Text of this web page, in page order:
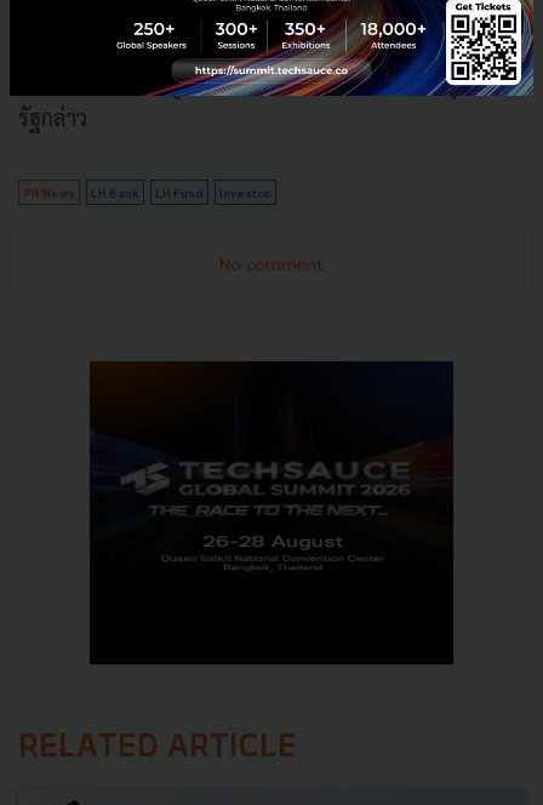
ความเชี่ยวชาญในเรื่อง Multi-asset Management ของ
INVESCO นับเป็น Strategic Partner ที่จะสะท้อนกลับมา
เป็นประโยชน์ให้ลูกค้า LH Fund และ LH BANK” คุณมน
รัฐกล่าว
PR News LH Bank LH Fund Investco
No comment
RELATED ARTICLE